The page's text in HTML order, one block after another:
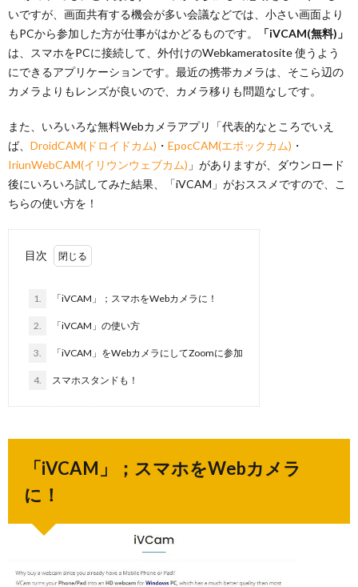
いですが、画面共有する機会が多い会議などでは、小さい画面より
もPCから参加した方が仕事がはかどるものです。
「iVCAM(無料)」
は、スマホをPCに接続して、外付けのWebkameratosite 使うよう
にできるアプリケーションです。最近の携帯カメラは、そこら辺の
カメラよりもレンズが良いので、カメラ移りも問題なしです。
また、いろいろな無料Webカメラアプリ「代表的なところでいえ
ば、 DroidCAM(ドロイドカム) ・ EpocCAM(エポックカム) ・
IriunWebCAM(イリウンウェブカム) 」がありますが、ダウンロード
後にいろいろ試してみた結果、「iVCAM」がおススメですので、こ
ちらの使い方を！
目次
1. 「iVCAM」；スマホをWebカメラに！
2. 「iVCAM」の使い方
3. 「iVCAM」をWebカメラにしてZoomに参加
4. スマホスタンドも！
「iVCAM」
；スマホをWebカメラ
に！